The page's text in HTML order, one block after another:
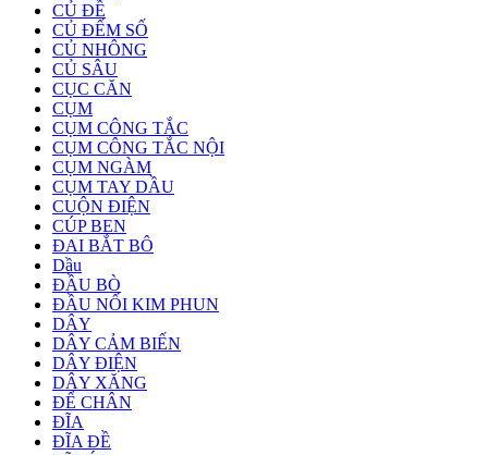
CỦ ĐỀ
CỦ ĐẾM SỐ
CỦ NHÔNG
CỦ SÂU
CỤC CĂN
CỤM
CỤM CÔNG TẮC
CỤM CÔNG TẮC NỘI
CỤM NGÀM
CỤM TAY DẦU
CUỘN ĐIỆN
CÚP BEN
ĐAI BẮT BÔ
Dầu
ĐẦU BÒ
ĐẦU NỐI KIM PHUN
DÂY
DÂY CẢM BIẾN
DÂY ĐIỆN
DÂY XĂNG
ĐỂ CHÂN
ĐĨA
ĐĨA ĐỀ